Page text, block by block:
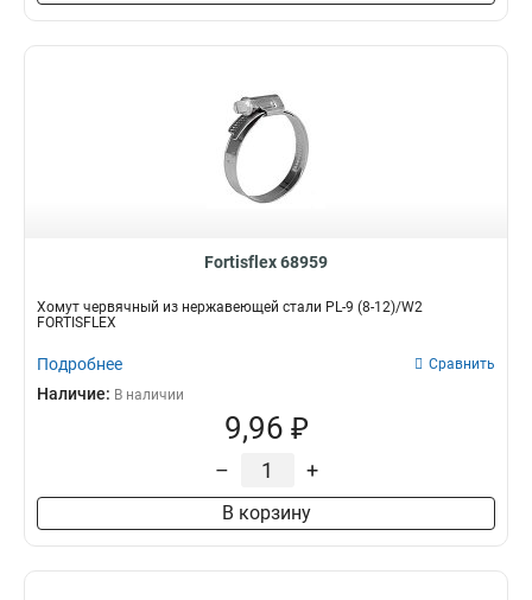
Fortisflex 68959
Хомут червячный из нержавеющей стали PL-9 (8-12)/W2
FORTISFLEX
Подробнее Сравнить
Наличие: В наличии
9,96 ₽
– +
В корзину